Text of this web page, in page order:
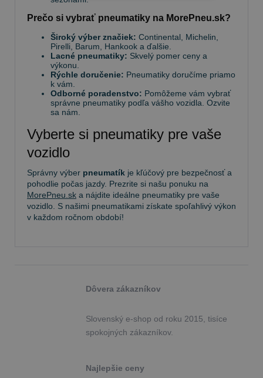
Prečo si vybrať pneumatiky na MorePneu.sk?
Široký výber značiek: Continental, Michelin,
Pirelli, Barum, Hankook a ďalšie.
Lacné pneumatiky: Skvelý pomer ceny a
výkonu.
Rýchle doručenie: Pneumatiky doručíme priamo
k vám.
Odborné poradenstvo: Pomôžeme vám vybrať
správne pneumatiky podľa vášho vozidla. Ozvite
sa nám.
Vyberte si pneumatiky pre vaše
vozidlo
Správny výber pneumatík je kľúčový pre bezpečnosť a
pohodlie počas jazdy. Prezrite si našu ponuku na
MorePneu.sk a nájdite ideálne pneumatiky pre vaše
vozidlo. S našimi pneumatikami získate spoľahlivý výkon
v každom ročnom období!
Dôvera zákazníkov
Slovenský e-shop od roku 2015, tisíce
spokojných zákazníkov.
Najlepšie ceny